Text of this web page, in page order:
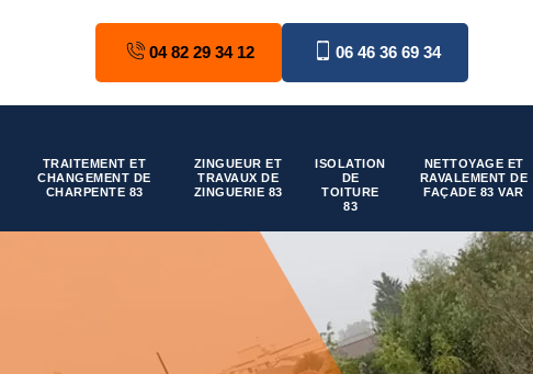
04 82 29 34 12 06 46 36 69 34
TRAITEMENT ET
CHANGEMENT DE
CHARPENTE 83
ZINGUEUR ET
TRAVAUX DE
ZINGUERIE 83
ISOLATION
DE
TOITURE
83
NETTOYAGE ET
RAVALEMENT DE
FAÇADE 83 VAR